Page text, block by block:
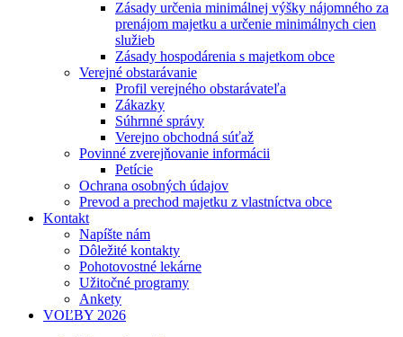
Zásady určenia minimálnej výšky nájomného za
prenájom majetku a určenie minimálnych cien
služieb
Zásady hospodárenia s majetkom obce
Verejné obstarávanie
Profil verejného obstarávateľa
Zákazky
Súhrnné správy
Verejno obchodná súťaž
Povinné zverejňovanie informácii
Petície
Ochrana osobných údajov
Prevod a prechod majetku z vlastníctva obce
Kontakt
Napíšte nám
Dôležité kontakty
Pohotovostné lekárne
Užitočné programy
Ankety
VOĽBY 2026